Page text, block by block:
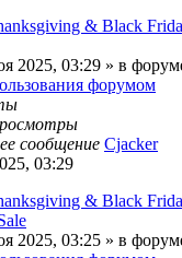
& Black
2025, 03:29 » в
форумом
сообщение Cjacker
03:29
& Black
2025, 03:25 » в